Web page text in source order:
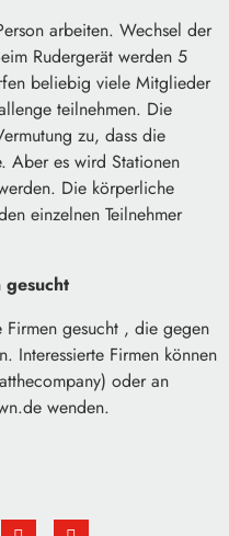
arbeiten. Wechsel der
Rudergerät werden 5
beliebig viele Mitglieder
teilnehmen. Die
zu, dass die
Aber es wird Stationen
Die körperliche
einzelnen Teilnehmer
gesucht , die gegen
Interessierte Firmen können
oder an
wenden.